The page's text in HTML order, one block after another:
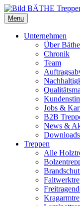
Menu
Unternehmen
Über
Chronik
Team
Jobs &
B2B
News &
Downloads
Treppen
Alle